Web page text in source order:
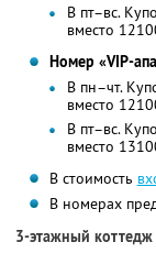
В пт–вс.
вместо
Номер «VIP-
В пн–чт.
вместо
В пт–вс.
вместо
В стоимость
В номерах
3-этажный